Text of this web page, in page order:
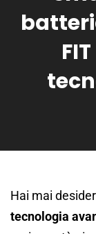
Hai mai
tecnologia